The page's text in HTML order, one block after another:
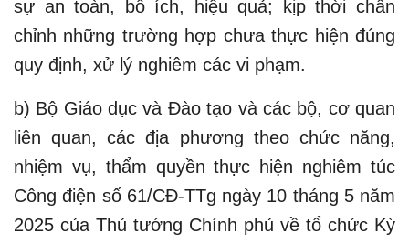
sự an toàn, bổ ích, hiệu quả; kịp thời chấn
chỉnh những trường hợp chưa thực hiện đúng
quy định, xử lý nghiêm các vi phạm.
b) Bộ Giáo dục và Đào tạo và các bộ, cơ quan
liên quan, các địa phương theo chức năng,
nhiệm vụ, thẩm quyền thực hiện nghiêm túc
Công điện số 61/CĐ-TTg ngày 10 tháng 5 năm
2025 của Thủ tướng Chính phủ về tổ chức Kỳ